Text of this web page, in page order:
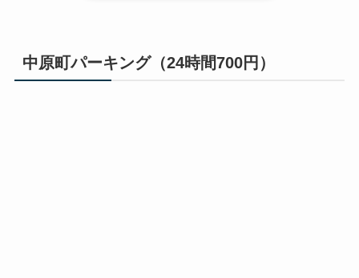
中原町パーキング（24時間700円）